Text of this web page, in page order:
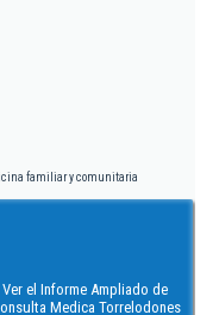
familiar y comunitaria
Ver el Informe Ampliado de
Medica Torrelodones